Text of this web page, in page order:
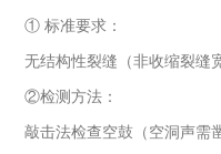
① 标准要求：
无结构性裂缝（非收缩裂缝
②检测方法：
敲击法检查空鼓（空洞声需